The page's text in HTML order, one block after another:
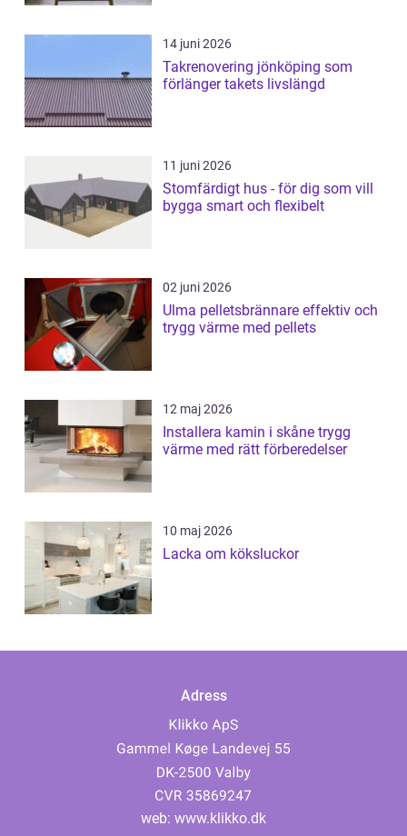
14 juni 2026
Takrenovering jönköping som
förlänger takets livslängd
11 juni 2026
Stomfärdigt hus - för dig som vill
bygga smart och flexibelt
02 juni 2026
Ulma pelletsbrännare effektiv och
trygg värme med pellets
12 maj 2026
Installera kamin i skåne trygg
värme med rätt förberedelser
10 maj 2026
Lacka om köksluckor
Adress
web: www.klikko.dk